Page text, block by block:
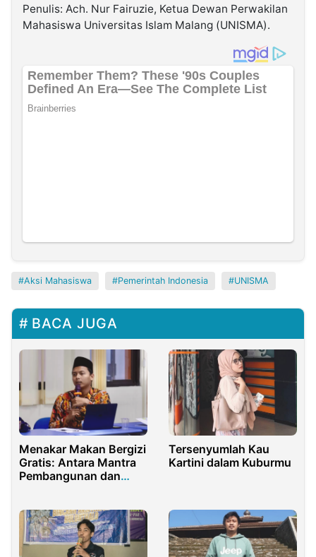
Penulis: Ach. Nur Fairuzie, Ketua Dewan Perwakilan
Mahasiswa Universitas Islam Malang (UNISMA).
Aksi Mahasiswa Pemerintah Indonesia UNISMA
BACA JUGA
Menakar Makan Bergizi
Gratis: Antara Mantra
Pembangunan dan
Tersenyumlah Kau
Kartini dalam Kuburmu